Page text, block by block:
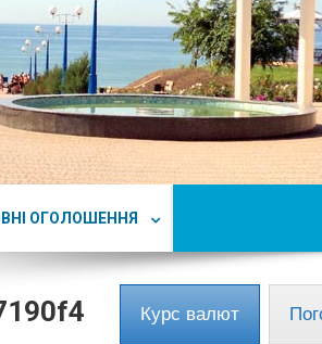
ОГОЛОШЕННЯ
Курс валют